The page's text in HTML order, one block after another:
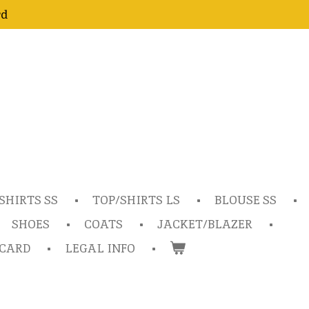
SS TOP/SHIRTS LS
BLOUSE SS
SHOES COATS
JACKET/BLAZER
LEGAL INFO